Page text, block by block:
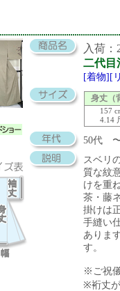
入荷：
二代目
[着物][
身丈（
157
4.14
50代
スベリ
質な紋
けを重
茶・藤
掛けは
手縫い
ありま
す。
※ご祝
※裄丈